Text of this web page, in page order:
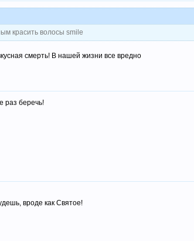
красить волосы smile
смерть! В нашей жизни все вредно
раз беречь!
вроде как Святое!